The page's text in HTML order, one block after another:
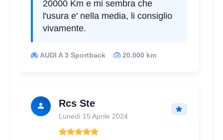
245/45 R17 95Y
Disponibile
215/40 R17 87W AO FR
20000 Km e mi sembra che
l'usura e' nella media, li consiglio
vivamente.
AUDI A 3 Sportback 20.000 km
Rcs Ste
Lunedì 15 Aprile 2024